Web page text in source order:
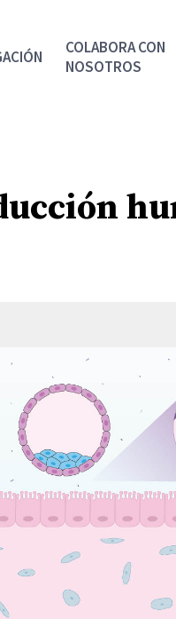
COLABORA CON
NOSOTROS